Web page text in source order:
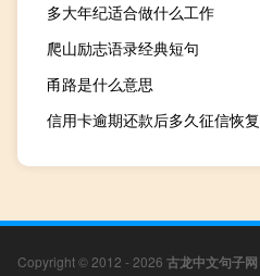
多大年纪适合做什么工作
爬山励志语录经典短句
甬路是什么意思
信用卡逾期还款后多久征信恢复
Copyright © 2012 - 2026 古龙中文句子网